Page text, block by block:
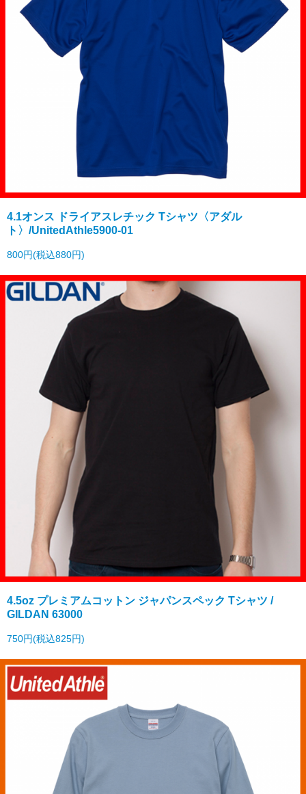
4.1オンス ドライアスレチック Tシャツ〈アダル
ト〉/UnitedAthle5900-01
800円(税込880円)
4.5oz プレミアムコットン ジャパンスペック Tシャツ /
GILDAN 63000
750円(税込825円)